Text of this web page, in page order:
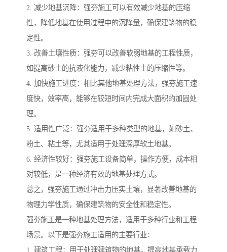
2. 减少地基沉降：强夯施工可以有效减少地基的压缩
性，降低地基在使用过程中的沉降量，确保建筑物的稳
定性。
3. 改善土壤性质：强夯可以改善软弱地基的工程性质，
如提高砂土的抗液化能力，减少粘性土的压缩性等。
4. 加快施工进度：相比其他地基处理方法，强夯施工速
度快，效率高，能够在较短时间内完成大面积的加固处
理。
5. 适用性广泛：强夯适用于多种类型的地基，如砂土、
粉土、粘土等，尤其适用于处理深厚软土地基。
6. 经济性较好：强夯施工设备简单，操作方便，成本相
对较低，是一种经济有效的地基处理方式。
总之，强夯施工通过冲击力压实土壤，显著改善地基的
物理力学性质，确保建筑物的安全性和稳定性。
强夯施工是一种地基处理方法，适用于多种行业和工程
场景。以下是强夯施工适用的主要行业：
1. 建筑工程：用于处理建筑物的地基，提高地基承载力